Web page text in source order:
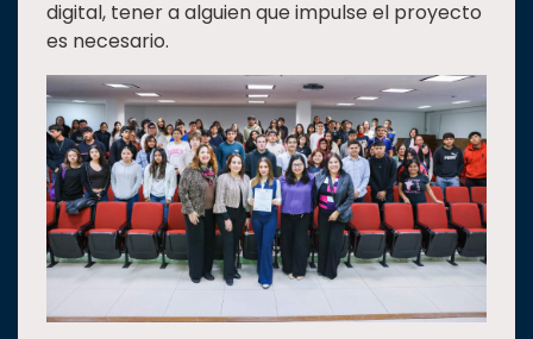
digital, tener a alguien que impulse el proyecto
es necesario.